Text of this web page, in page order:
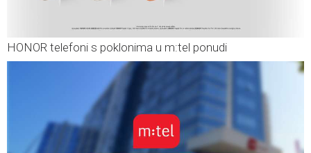
HONOR telefoni s poklonima u m:tel ponudi